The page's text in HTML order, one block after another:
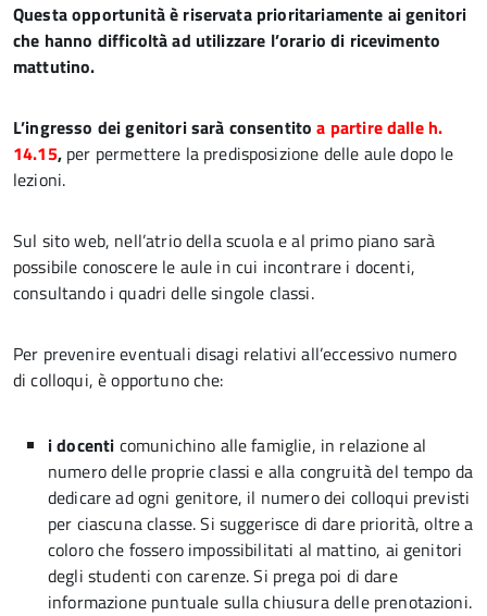
Questa opportunità è riservata prioritariamente ai genitori
che hanno difficoltà ad utilizzare l’orario di ricevimento
mattutino.
L’ingresso dei genitori sarà consentitoa partire dalle h.
14.15, per permettere la predisposizione delle aule dopo le
lezioni.
Sul sito web, nell’atrio della scuola e al primo piano sarà
possibile conoscere le aule in cui incontrare i docenti,
consultando i quadri delle singole classi.
Per prevenire eventuali disagi relativi all’eccessivo numero
di colloqui, è opportuno che:
i docenti comunichino alle famiglie, in relazione al
numero delle proprie classi e alla congruità del tempo da
dedicare ad ogni genitore, il numero dei colloqui previsti
per ciascuna classe. Si suggerisce di dare priorità, oltre a
coloro che fossero impossibilitati al mattino, ai genitori
degli studenti con carenze. Si prega poi di dare
informazione puntuale sulla chiusura delle prenotazioni.